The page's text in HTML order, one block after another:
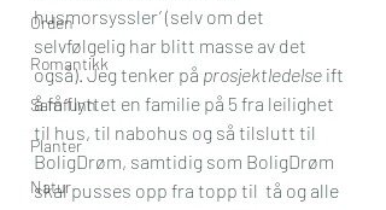
Orden
Romantikk
Samfunn
Planter
Natur
husmorsyssler’ (selv om det
selvfølgelig har blitt masse av det
også). Jeg tenker på prosjektledelse ift
å få flyttet en familie på 5 fra leilighet
til hus, til nabohus og så tilslutt til
BoligDrøm, samtidig som BoligDrøm
skal pusses opp fra topp til  tå og alle